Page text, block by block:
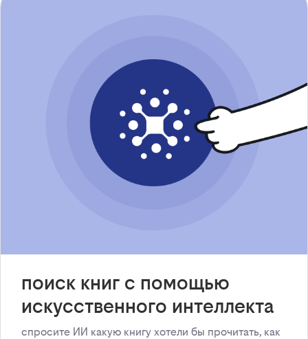
поиск книг с помощью
искусственного интеллекта
спросите ИИ какую книгу хотели бы прочитать, как